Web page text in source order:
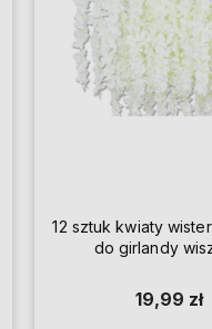
12 sztuk kwiaty
do girlandy
19,99 zł